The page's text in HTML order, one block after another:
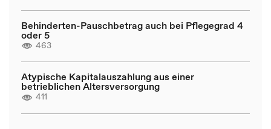
Behinderten-Pauschbetrag auch bei Pflegegrad 4
oder 5
463
Atypische Kapitalauszahlung aus einer
betrieblichen Altersversorgung
411